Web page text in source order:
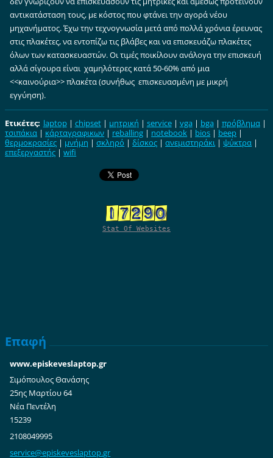
αντικατάσταση τους, με κόστος που φτάνει την αγορά νέου
μηχανήματος. Έχω την τεχνογνωσία μετά από πολλά χρόνια έρευνας
στις πλακέτες, να εντοπίζω τις βλάβες και να επισκευάζω πλακέτες
όλων των κατασκευαστών. Οι τιμές ποικίλουν ανάλογα την επισκευή
αλλά σίγουρα είναι χαμηλότερες κατά 50-60% από μια
<<καινούρια>> πλακέτα (συνήθως επισκευασμένη με μικρή
εγγύηση).
Ετικέτες: laptop | chipset | μητρική | service | vga | bga | πρόβλημα |
τσιπάκια | κάρταγραφικων | reballing | notebook | bios | beep |
θερμοκρασίες | μνήμη | σκληρό | δίσκος | ανεμιστηράκι | ψύκτρα |
επεξεργαστής | wifi
Stat Of Websites
Επαφή
www.episkeveslaptop.gr
Σιμόπουλος Θανάσης
25ης Μαρτίου 64
Νέα Πεντέλη
15239
2108049995
service@episkeveslaptop.gr